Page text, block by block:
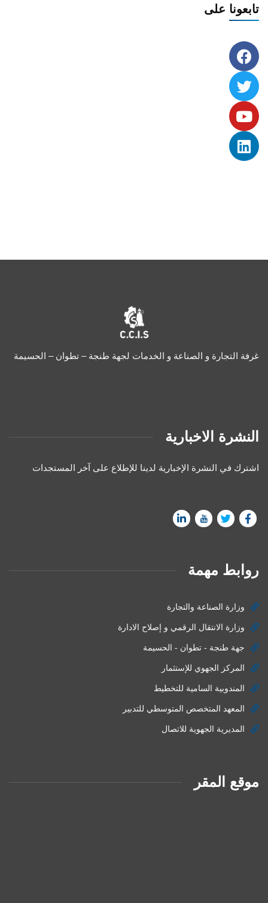
تابعونا على
غرفة التجارة و الصناعة و الخدمات لجهة طنجة – تطوان – الحسيمة
النشرة الاخبارية
اشترك في النشرة الإخبارية لدينا للإطلاع على آخر المستجدات
روابط مهمة
وزارة الصناعة والتجارة
وزارة الانتقال الرقمي و إصلاح الادارة
جهة طنجة - تطوان - الحسيمة
المركز الجهوي للإستثمار
المندوبية السامية للتخطيط
المعهد المتخصص المتوسطي للتدبير
المديرية الجهوية للاتصال
موقع المقر